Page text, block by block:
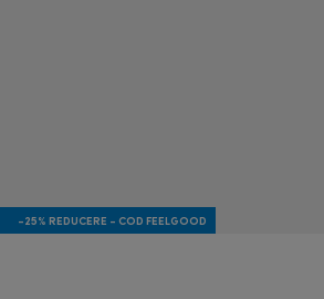
-25% REDUCERE - COD FEELGOOD